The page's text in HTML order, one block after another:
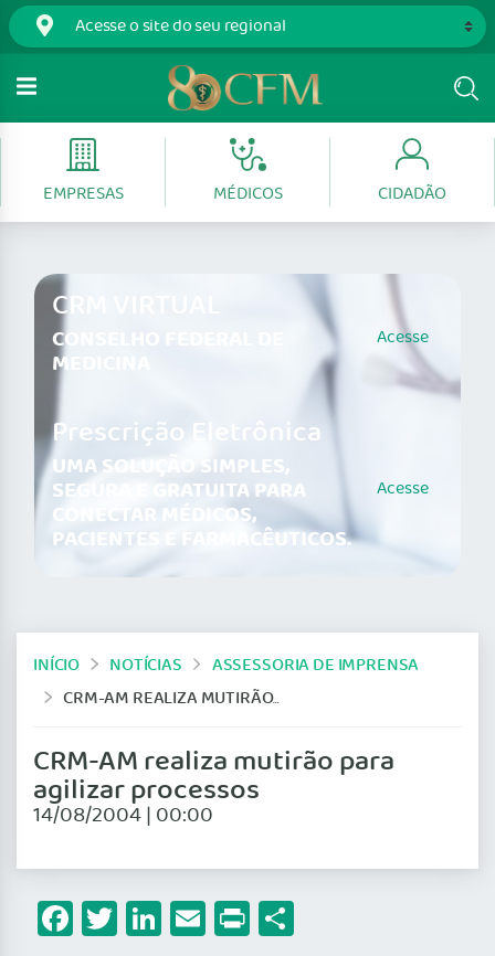
EMPRESAS MÉDICOS CIDADÃO
CRM VIRTUAL
CONSELHO FEDERAL DE
MEDICINA
Acesse
Prescrição Eletrônica
UMA SOLUÇÃO SIMPLES,
SEGURA E GRATUITA PARA
CONECTAR MÉDICOS,
PACIENTES E FARMACÊUTICOS.
Acesse
INÍCIO NOTÍCIAS
ASSESSORIA DE IMPRENSA
CRM-AM REALIZA MUTIRÃO PARA AGILIZAR PROCESSOS
CRM-AM realiza mutirão para
agilizar processos
14/08/2004 | 00:00
Facebook
Twitter
LinkedIn
Email
Print